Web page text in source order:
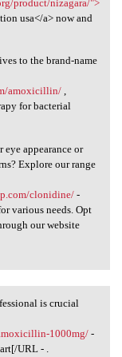
product/nizagara/">
usa</a> now and
to the brand-name
amoxicillin/,
for bacterial
appearance or
Explore our range
clonidine/-
various needs. Opt
our website
is crucial
1000mg/-
URL - .